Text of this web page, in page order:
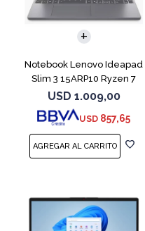
Notebook Lenovo Ideapad
Slim 3 15ARP10 Ryzen 7
7735HS 512 16
USD 1.009,00
USD 857,65